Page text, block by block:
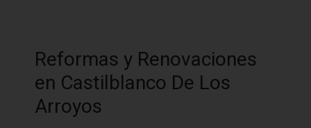
Reformas y Renovaciones
en Castilblanco De Los
Arroyos